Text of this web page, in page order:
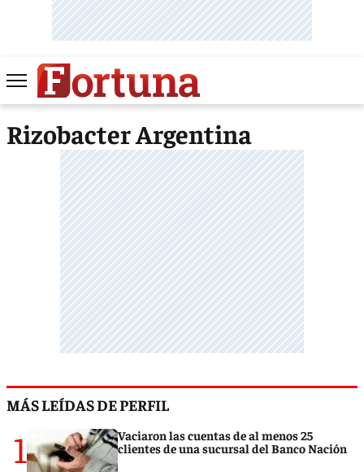
Rizobacter Argentina
MÁS LEÍDAS DE PERFIL
1
Vaciaron las cuentas de al menos 25
clientes de una sucursal del Banco Nación